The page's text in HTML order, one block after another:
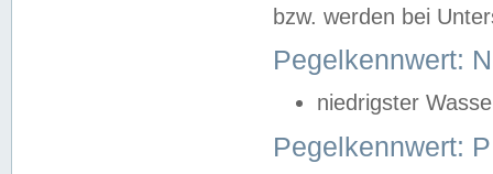
bzw. werden bei
Pegelkennwert:
niedrigster
Pegelkennwert: